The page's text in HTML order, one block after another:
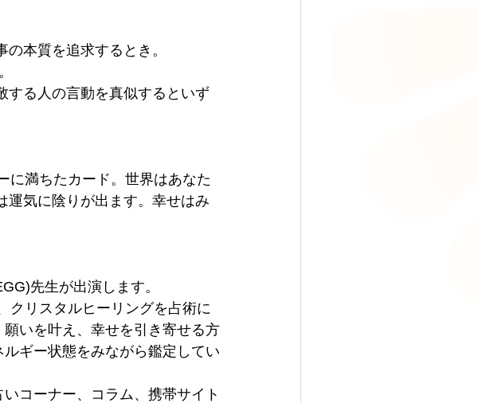
本質を追求するとき。
する人の言動を真似するといず
に満ちたカード。世界はあなた
運気に陰りが出ます。幸せはみ
先生が出演します。
クリスタルヒーリングを占術に
いを叶え、幸せを引き寄せる方
ギー状態をみながら鑑定してい
コーナー、コラム、携帯サイト